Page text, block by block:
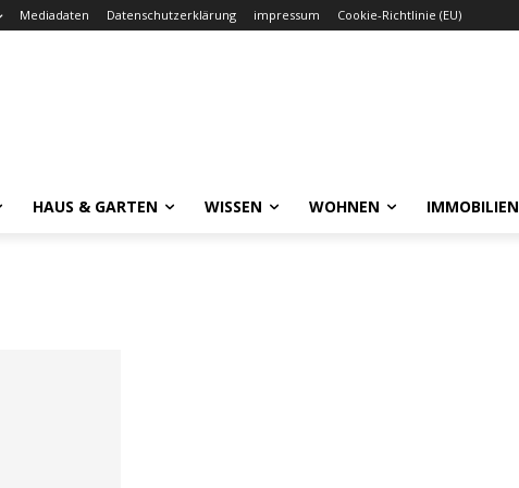
Mediadaten Datenschutzerklärung impressum Cookie-Richtlinie (EU)
HAUS & GARTEN WISSEN WOHNEN IMMOBILIEN